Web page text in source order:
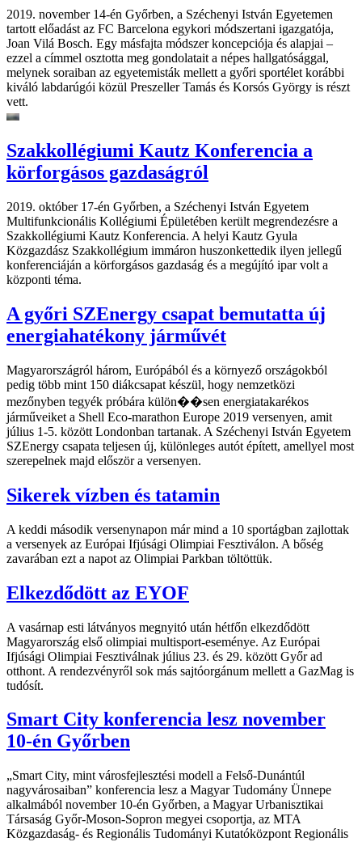
2019. november 14-én Győrben, a Széchenyi István Egyetemen
tartott előadást az FC Barcelona egykori módszertani igazgatója,
Joan Vilá Bosch. Egy másfajta módszer koncepciója és alapjai –
ezzel a címmel osztotta meg gondolatait a népes hallgatósággal,
melynek soraiban az egyetemisták mellett a győri sportélet korábbi
kiváló labdarúgói közül Preszeller Tamás és Korsós György is részt
vett.
Szakkollégiumi Kautz Konferencia a
körforgásos gazdaságról
2019. október 17-én Győrben, a Széchenyi István Egyetem
Multifunkcionális Kollégiumi Épületében került megrendezésre a
Szakkollégiumi Kautz Konferencia. A helyi Kautz Gyula
Közgazdász Szakkollégium immáron huszonkettedik ilyen jellegű
konferenciáján a körforgásos gazdaság és a megújító ipar volt a
központi téma.
A győri SZEnergy csapat bemutatta új
energiahatékony járművét
Magyarországról három, Európából és a környező országokból
pedig több mint 150 diákcsapat készül, hogy nemzetközi
mezőnyben tegyék próbára külön��sen energiatakarékos
járműveiket a Shell Eco-marathon Europe 2019 versenyen, amit
július 1-5. között Londonban tartanak. A Széchenyi István Egyetem
SZEnergy csapata teljesen új, különleges autót épített, amellyel most
szerepelnek majd először a versenyen.
Sikerek vízben és tatamin
A keddi második versenynapon már mind a 10 sportágban zajlottak
a versenyek az Európai Ifjúsági Olimpiai Fesztiválon. A bőség
zavarában ezt a napot az Olimpiai Parkban töltöttük.
Elkezdődött az EYOF
A vasárnap esti látványos megnyitó után hétfőn elkezdődött
Magyarország első olimpiai multisport-eseménye. Az Európai
Ifjúsági Olimpiai Fesztiválnak július 23. és 29. között Győr ad
otthont. A rendezvényről sok más sajtóorgánum mellett a GazMag is
tudósít.
Smart City konferencia lesz november
10-én Győrben
„Smart City, mint városfejlesztési modell a Felső-Dunántúl
nagyvárosaiban” konferencia lesz a Magyar Tudomány Ünnepe
alkalmából november 10-én Győrben, a Magyar Urbanisztikai
Társaság Győr-Moson-Sopron megyei csoportja, az MTA
Közgazdaság- és Regionális Tudományi Kutatóközpont Regionális